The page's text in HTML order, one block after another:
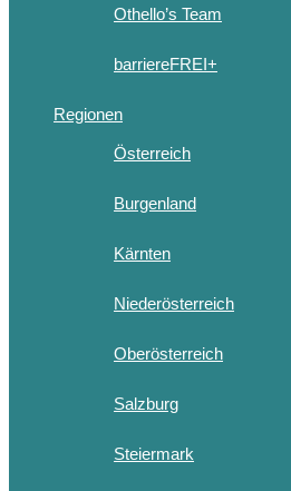
Othello’s Team
barriereFREI+
Regionen
Österreich
Burgenland
Kärnten
Niederösterreich
Oberösterreich
Salzburg
Steiermark